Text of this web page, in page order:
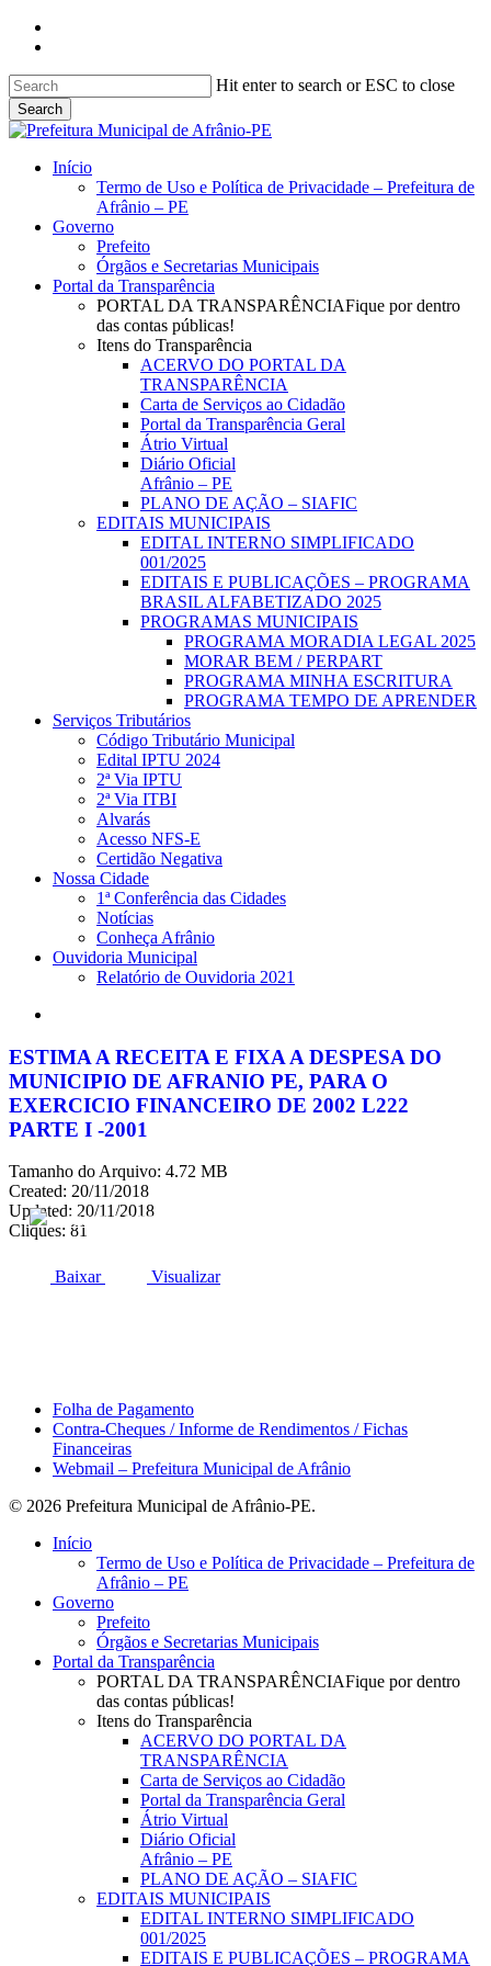
Skip
content
ACESSO À INFORMAÇÃO
Hit enter to search or ESC to close
Search
Close
search
Menu
Início
Termo de Uso e Política de Privacidade – Prefeitura de
Afrânio – PE
Governo
Prefeito
Órgãos e Secretarias Municipais
Portal da Transparência
PORTAL DA TRANSPARÊNCIAFique por dentro
das contas públicas!
Itens do Transparência
ACERVO DO PORTAL DA
TRANSPARÊNCIA
Carta de Serviços ao Cidadão
Portal da Transparência Geral
Átrio Virtual
Diário Oficial
Afrânio – PE
PLANO DE AÇÃO – SIAFIC
EDITAIS MUNICIPAIS
EDITAL INTERNO SIMPLIFICADO
001/2025
EDITAIS E PUBLICAÇÕES – PROGRAMA
BRASIL ALFABETIZADO 2025
PROGRAMAS MUNICIPAIS
PROGRAMA MORADIA LEGAL 2025
MORAR BEM / PERPART
PROGRAMA MINHA ESCRITURA
PROGRAMA TEMPO DE APRENDER
Serviços Tributários
Código Tributário Municipal
Edital IPTU 2024
2ª Via IPTU
2ª Via ITBI
Alvarás
Acesso NFS-E
Certidão Negativa
Nossa Cidade
1ª Conferência das Cidades
Notícias
Conheça Afrânio
Ouvidoria Municipal
Relatório de Ouvidoria 2021
ESTIMA A RECEITA E FIXA A DESPESA DO
MUNICIPIO DE AFRANIO PE, PARA O
EXERCICIO FINANCEIRO DE 2002 L222
PARTE I -2001
Tamanho do Arquivo: 4.72 MB
Created: 20/11/2018
Updated: 20/11/2018
Cliques: 81
Baixar Visualizar
Folha de Pagamento
Contra-Cheques / Informe de Rendimentos / Fichas
Financeiras
Webmail – Prefeitura Municipal de Afrânio
© 2026 Prefeitura Municipal de Afrânio-PE.
Close
Início
Termo de Uso e Política de Privacidade – Prefeitura de
Afrânio – PE
Governo
Prefeito
Órgãos e Secretarias Municipais
Portal da Transparência
PORTAL DA TRANSPARÊNCIAFique por dentro
das contas públicas!
Itens do Transparência
ACERVO DO PORTAL DA
TRANSPARÊNCIA
Carta de Serviços ao Cidadão
Portal da Transparência Geral
Átrio Virtual
Diário Oficial
Afrânio – PE
PLANO DE AÇÃO – SIAFIC
EDITAIS MUNICIPAIS
EDITAL INTERNO SIMPLIFICADO
001/2025
EDITAIS E PUBLICAÇÕES – PROGRAMA